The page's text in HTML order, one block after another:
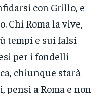
con Grillo, e
Chi Roma la vive,
tempi e sui falsi
per i fondelli
chiunque starà
a Roma e non